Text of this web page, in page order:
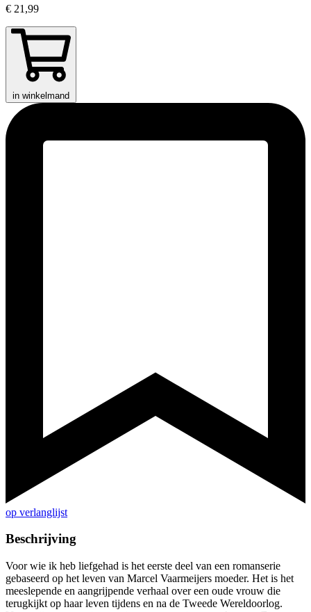
€ 21,99
in winkelmand
op verlanglijst
Beschrijving
Voor wie ik heb liefgehad is het eerste deel van een romanserie
gebaseerd op het leven van Marcel Vaarmeijers moeder. Het is het
meeslepende en aangrijpende verhaal over een oude vrouw die
terugkijkt op haar leven tijdens en na de Tweede Wereldoorlog.